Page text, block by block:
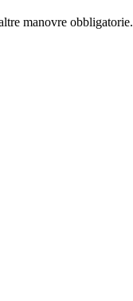
manovre obbligatorie.